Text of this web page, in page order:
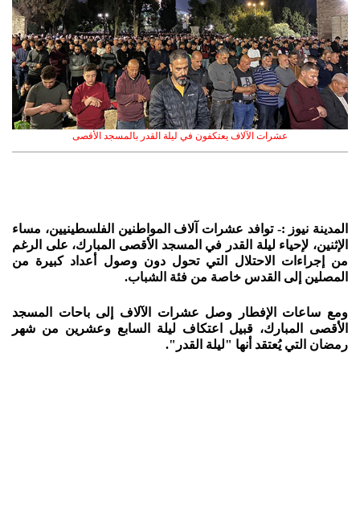
عشرات الآلاف يعتكفون في ليلة القدر بالمسجد الأقصى
المدينة نيوز :- توافد عشرات آلاف المواطنين الفلسطينيين، مساء
الإثنين، لإحياء ليلة القدر في المسجد الأقصى المبارك، على الرغم
من إجراءات الاحتلال التي تحول دون وصول أعداد كبيرة من
المصلين إلى القدس خاصة من فئة الشباب.
ومع ساعات الإفطار وصل عشرات الآلاف إلى باحات المسجد
الأقصى المبارك، قبيل اعتكاف ليلة السابع وعشرين من شهر
رمضان التي يُعتقد أنها "ليلة القدر".